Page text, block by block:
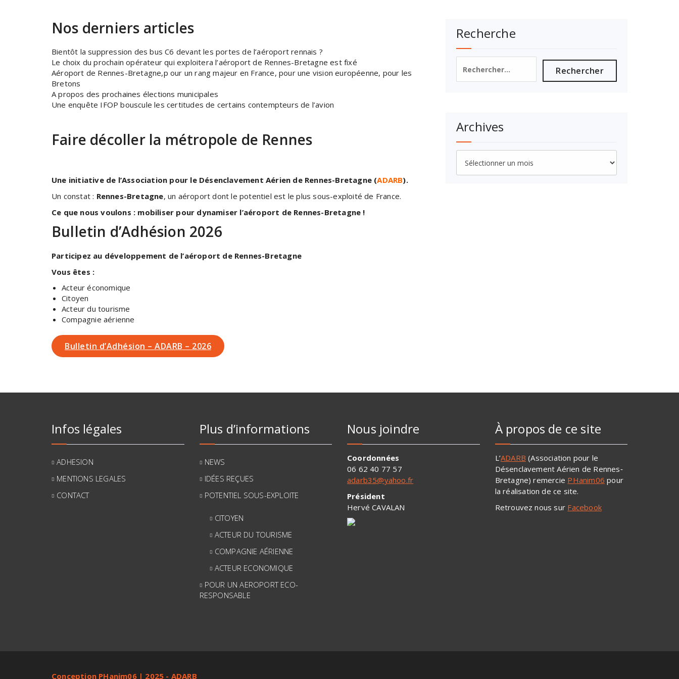
Nos derniers articles
Bientôt la suppression des bus C6 devant les portes de l’aéroport rennais ?
Le choix du prochain opérateur qui exploitera l’aéroport de Rennes-Bretagne est fixé
Aéroport de Rennes-Bretagne,p our un rang majeur en France, pour une vision européenne, pour les
Bretons
A propos des prochaines élections municipales
Une enquête IFOP bouscule les certitudes de certains contempteurs de l’avion
Faire décoller la métropole de Rennes
Une initiative de l’Association pour le Désenclavement Aérien de Rennes-Bretagne (ADARB).
Un constat : Rennes-Bretagne, un aéroport dont le potentiel est le plus sous-exploité de France.
Ce que nous voulons : mobiliser pour dynamiser l’aéroport de Rennes-Bretagne !
Bulletin d’Adhésion 2026
Participez au développement de l’aéroport de Rennes-Bretagne
Vous êtes :
Acteur économique
Citoyen
Acteur du tourisme
Compagnie aérienne
Bulletin d’Adhésion – ADARB – 2026
Recherche
Archives
Infos légales
ADHESION
MENTIONS LEGALES
CONTACT
Plus d’informations
NEWS
IDÉES REÇUES
POTENTIEL SOUS-EXPLOITE
CITOYEN
ACTEUR DU TOURISME
COMPAGNIE AÉRIENNE
ACTEUR ECONOMIQUE
POUR UN AEROPORT ECO-
RESPONSABLE
Nous joindre
Coordonnées
06 62 40 77 57
adarb35@yahoo.fr
Président
Hervé CAVALAN
À propos de ce site
L’ADARB (Association pour le
Désenclavement Aérien de Rennes‐
Bretagne) remercie PHanim06 pour
la réalisation de ce site.
Retrouvez nous sur Facebook
Conception PHanim06 | 2025 - ADARB